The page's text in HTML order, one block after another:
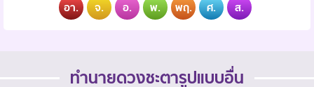
อา. จ. อ. พ. พฤ. ศ. ส.
ทำนายดวงชะตารูปแบบอื่น